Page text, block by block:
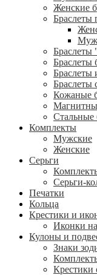
Женские
Браслеты
Браслеты
Браслеты
Браслеты
Браслеты
Кожаные
Стальные
Комплекты
Мужские
Женские
Серьги
Серьги-
Печатки
Кольца
Крестики и
Иконки
Кулоны и
Знаки
Крестики